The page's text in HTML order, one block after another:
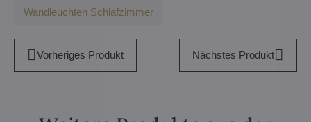
Wandleuchten Schlafzimmer
Vorheriges Produkt Nächstes Produkt